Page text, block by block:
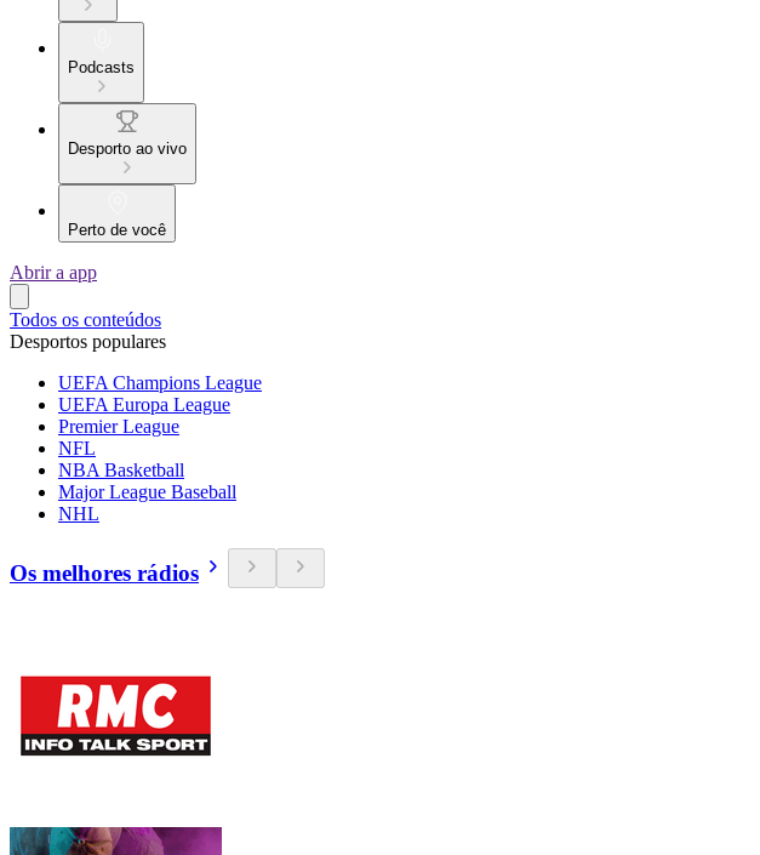
Podcasts
Desporto ao vivo
Perto de você
Abrir a app
Todos os conteúdos
Desportos populares
UEFA Champions League
UEFA Europa League
Premier League
NFL
NBA Basketball
Major League Baseball
NHL
Os melhores rádios